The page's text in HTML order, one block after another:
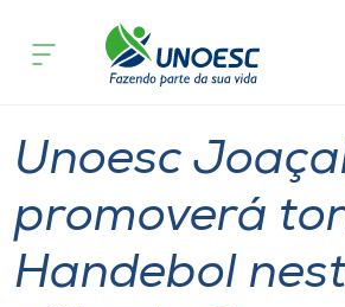
Cursos
Atendimento ao Estudante
acontece
Unoesc
promoverá
Handebol